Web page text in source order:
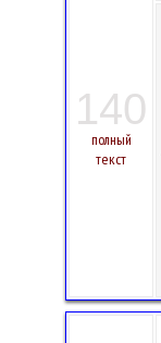
140
полный
текст